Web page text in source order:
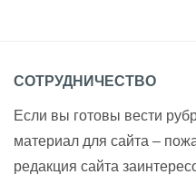
СОТРУДНИЧЕСТВО
Если вы готовы вести
материал для сайта –
редакция сайта